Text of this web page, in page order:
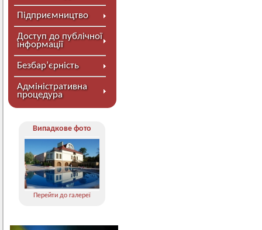
Підприємництво
Доступ до публічної
інформації
Безбар’єрність
Адміністративна
процедура
Випадкове фото
Перейти до галереї